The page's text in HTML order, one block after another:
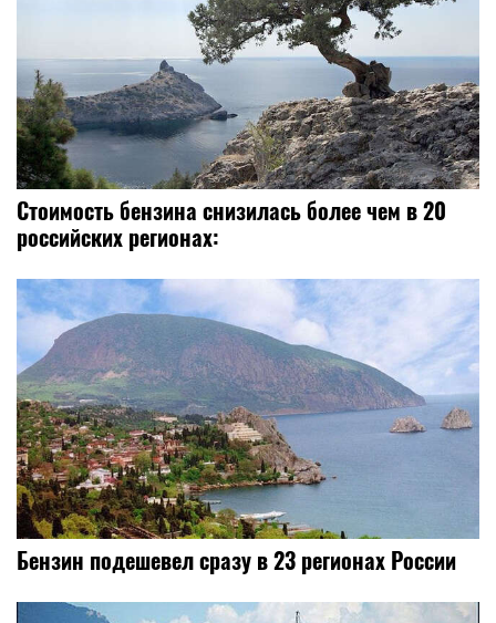
Стоимость бензина снизилась более чем в 20
российских регионах:
Бензин подешевел сразу в 23 регионах России